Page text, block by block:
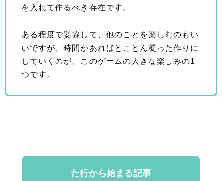
を入れて作るべき存在です。
ある程度で妥協して、他のことを楽しむのもい
いですが、時間があればとことん凝った作りに
していくのが、このゲームの大きな楽しみの1
つです。
た行から始まる記事